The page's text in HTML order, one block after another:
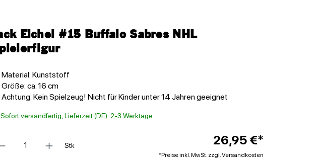
Eichel #15 Buffalo Sabres NHL
Material: Kunststoff
Größe: ca. 16 cm
Achtung: Kein Spielzeug! Nicht für Kinder unter 14 Jahren geeignet
Sofort versandfertig, Lieferzeit (DE): 2-3 Werktage
Stk
26,95 €*
*Preise inkl. MwSt. zzgl. Versandkosten